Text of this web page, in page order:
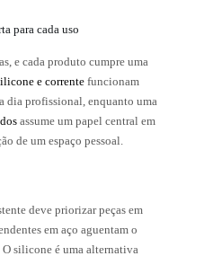
para cada uso
e cada produto cumpre uma
e corrente funcionam
dia profissional, enquanto uma
assume um papel central em
de um espaço pessoal.
deve priorizar peças em
em aço aguentam o
silicone é uma alternativa